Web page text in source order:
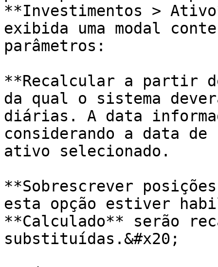
**Investimentos >
exibida uma modal
parâmetros:
**Recalcular a partir
da qual o sistema
diárias. A data
considerando a data
ativo selecionado.
**Sobrescrever
esta opção estiver
**Calculado** serão
substituídas.&#x20;